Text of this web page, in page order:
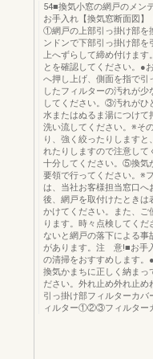
54■換気小窓の網戸のメン
お手入れ【換気窓断面図
①網戸の上部引っ掛け部を
ンドンで下部引っ掛け部
上へずらして締め付けま
とを確認してください。●
へ押し上げ、側面を指で
したフィルターの汚れが
してください。③汚れがひ
水またはぬるま湯につけて
洗い流してください。※そ
り、強く絞ったりします
れたりしますので注意し
十分してください。⑤換気
要領で行ってください。※
は、当社お客様担当窓口
後、網戸を取付けたときは
かけてください。また、ご
ります。時々点検してく
ないと網戸の落下による事
があります。注 意!■お手
の清掃をおすすめします。
換気かまちに正しく納まっ
ださい。外れ止め外れ止
引っ掛け部フィルターカ
ィルター①②③フィルター